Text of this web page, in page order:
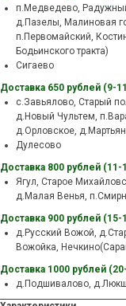
п.Медведево,
д.Пазелы, Малиновая
п.Первомайский,
Бодьинского тракта)
Сигаево
Доставка 650 рублей (9-
с.Завьялово, Старый
д.Новый Чультем,
д.Орловское,
Дулесово
Доставка 800 рублей
Ягул, Старое
д.Малая Венья,
Доставка 900 рублей
д.Русский Вожой,
Вожойка,
Доставка 1000 рублей
д.Подшивалово,